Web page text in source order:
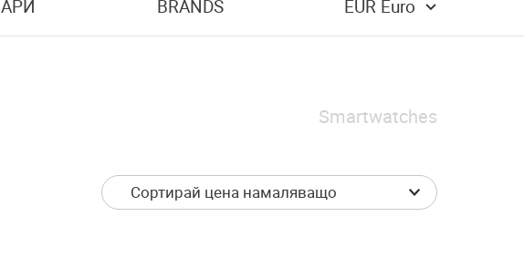
BRANDS EUR Euro
Smartwatches